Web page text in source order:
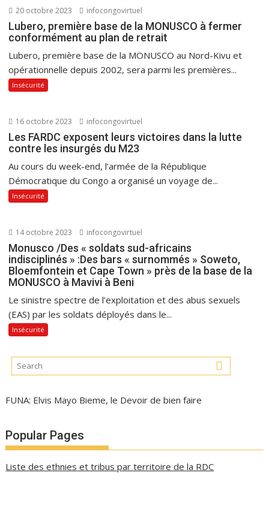
20 octobre 2023 infocongovirtuel
Lubero, première base de la MONUSCO à fermer
conformément au plan de retrait
Lubero, première base de la MONUSCO au Nord-Kivu et
opérationnelle depuis 2002, sera parmi les premières...
Insécurité
16 octobre 2023 infocongovirtuel
Les FARDC exposent leurs victoires dans la lutte
contre les insurgés du M23
Au cours du week-end, l’armée de la République
Démocratique du Congo a organisé un voyage de...
Insécurité
14 octobre 2023 infocongovirtuel
Monusco /Des « soldats sud-africains
indisciplinés » :Des bars « surnommés » Soweto,
Bloemfontein et Cape Town » près de la base de la
MONUSCO à Mavivi à Beni
Le sinistre spectre de l’exploitation et des abus sexuels
(EAS) par les soldats déployés dans le...
Insécurité
FUNA: Elvis Mayo Bieme, le Devoir de bien faire
Popular Pages
Liste des ethnies et tribus par territoire de la RDC